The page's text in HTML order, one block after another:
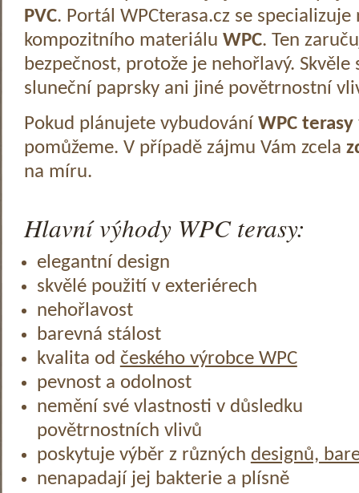
PVC. Portál WPCterasa.cz se specializuje
kompozitního materiálu WPC. Ten
bezpečnost, protože je nehořlavý.
sluneční paprsky ani jiné povětrnostní
Pokud plánujete vybudování WPC terasy
pomůžeme. V případě zájmu Vám zcela
na míru.
Hlavní výhody WPC terasy:
elegantní design
skvělé použití v exteriérech
nehořlavost
barevná stálost
kvalita od českého výrobce WPC
pevnost a odolnost
nemění své vlastnosti v důsledku
povětrnostních vlivů
poskytuje výběr z různých designů,
nenapadají jej bakterie a plísně